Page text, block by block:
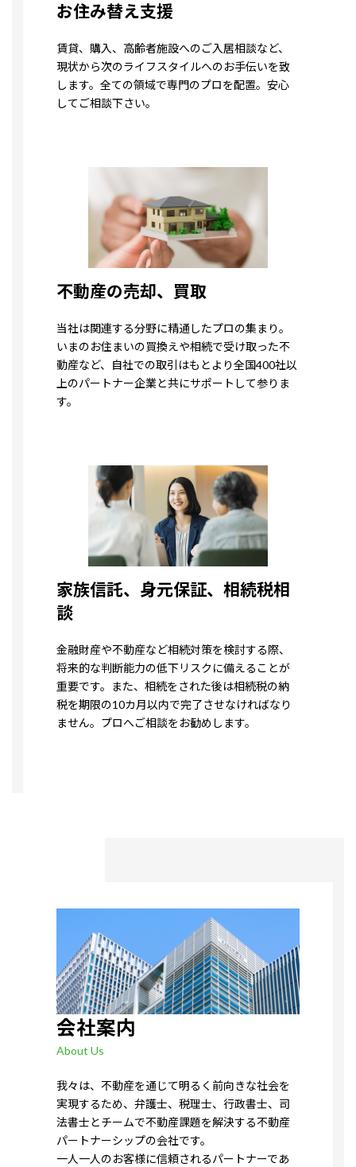
お住み替え支援
賃貸、購入、高齢者施設へのご入居相談など、
現状から次のライフスタイルへのお手伝いを致
します。全ての領域で専門のプロを配置。安心
してご相談下さい。
不動産の売却、買取
当社は関連する分野に精通したプロの集まり。
いまのお住まいの買換えや相続で受け取った不
動産など、自社での取引はもとより全国400社以
上のパートナー企業と共にサポートして参りま
す。
家族信託、身元保証、相続税相
談
金融財産や不動産など相続対策を検討する際、
将来的な判断能力の低下リスクに備えることが
重要です。また、相続をされた後は相続税の納
税を期限の10カ月以内で完了させなければなり
ません。プロへご相談をお勧めします。
会社案内
About Us
我々は、不動産を通じて明るく前向きな社会を
実現するため、弁護士、税理士、行政書士、司
法書士とチームで不動産課題を解決する不動産
パートナーシップの会社です。
一人一人のお客様に信頼されるパートナーであ